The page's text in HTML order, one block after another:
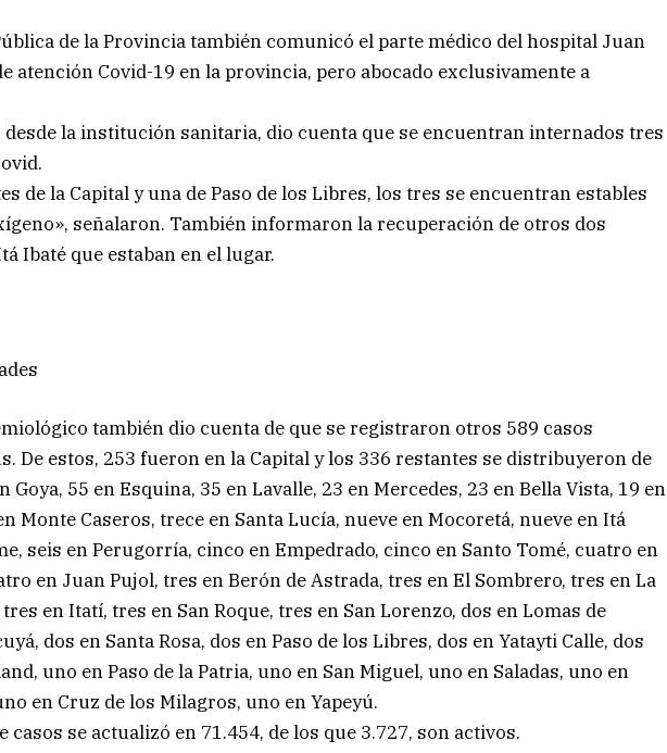
de la Provincia también comunicó el parte médico del hospital Juan
atención Covid-19 en la provincia, pero abocado exclusivamente a
la institución sanitaria, dio cuenta que se encuentran internados tres
de la Capital y una de Paso de los Libres, los tres se encuentran estables
señalaron. También informaron la recuperación de otros dos
Ibaté que estaban en el lugar.
también dio cuenta de que se registraron otros 589 casos
De estos, 253 fueron en la Capital y los 336 restantes se distribuyeron de
55 en Esquina, 35 en Lavalle, 23 en Mercedes, 23 en Bella Vista, 19 en
Monte Caseros, trece en Santa Lucía, nueve en Mocoretá, nueve en Itá
seis en Perugorría, cinco en Empedrado, cinco en Santo Tomé, cuatro en
en Juan Pujol, tres en Berón de Astrada, tres en El Sombrero, tres en La
en Itatí, tres en San Roque, tres en San Lorenzo, dos en Lomas de
dos en Santa Rosa, dos en Paso de los Libres, dos en Yatayti Calle, dos
uno en Paso de la Patria, uno en San Miguel, uno en Saladas, uno en
en Cruz de los Milagros, uno en Yapeyú.
casos se actualizó en 71.454, de los que 3.727, son activos.